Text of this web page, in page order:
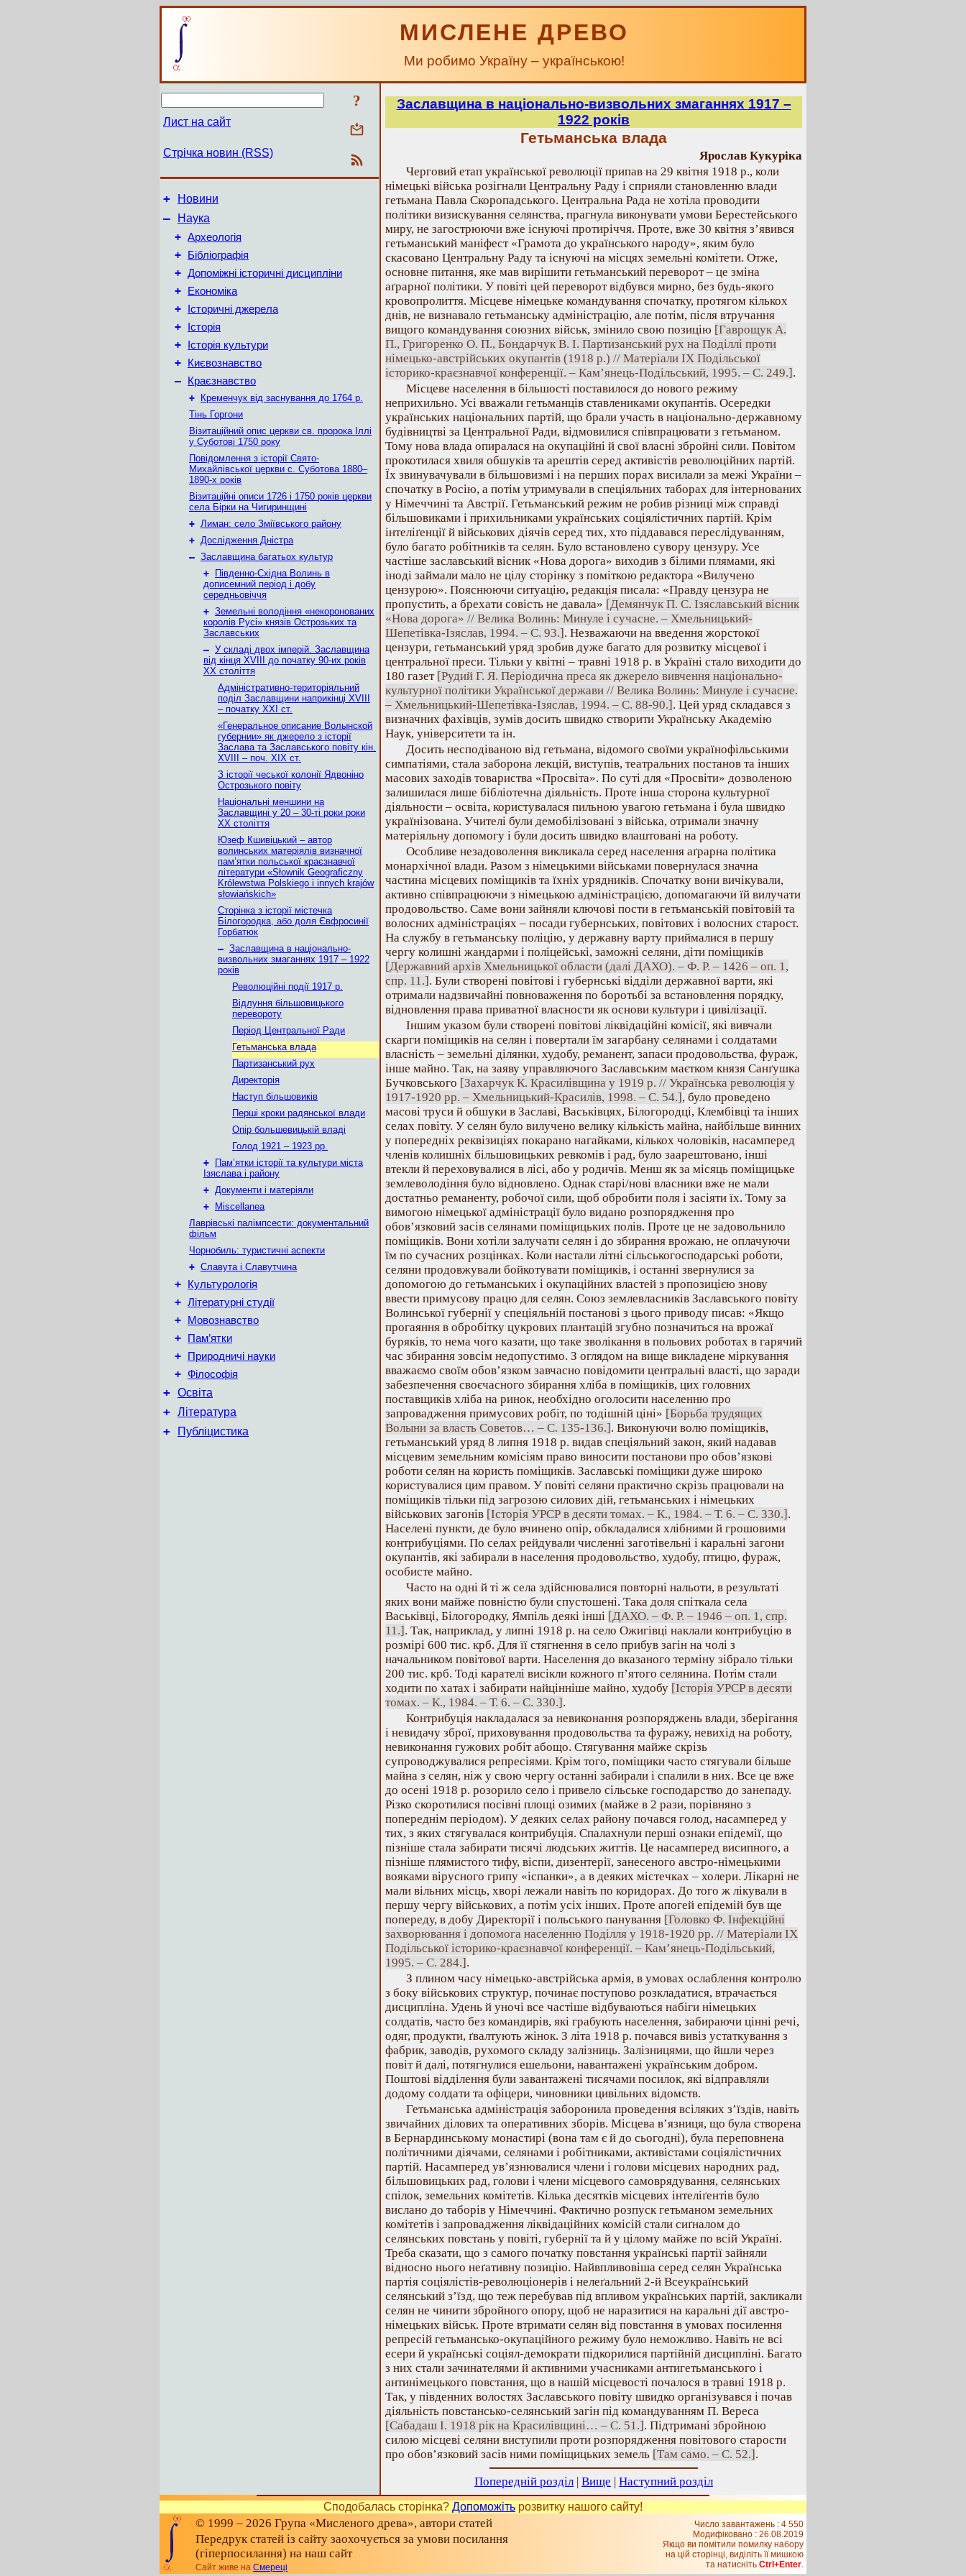
МИСЛЕНЕ ДРЕВО
Ми робимо Україну – українською!
?
Лист на сайт
Стрічка новин (RSS)
+ Новини
–
Наука
+ Археологія
+ Бібліографія
+ Допоміжні історичні дисципліни
+ Економіка
+ Історичні джерела
+ Історія
+ Історія культури
+ Києвознавство
– Краєзнавство
+
Кременчук від заснування до 1764 р.
Тінь Горгони
Візитаційний опис церкви св. пророка Іллі
у Суботові 1750 року
Повідомлення з історії Свято-
Михайлівської церкви с. Суботова 1880–
1890-х років
Візитаційні описи 1726 і 1750 років церкви
села Бірки на Чигиринщині
+ Лиман: село Зміївського району
+ Дослідження Дністра
– Заславщина багатьох культур
+
Південно-Східна Волинь в
дописемний період і добу
середньовіччя
+ Земельні володіння «некоронованих
королів Русі» князів Острозьких та
Заславських
– У складі двох імперій. Заславщина
від кінця XVIII до початку 90-их років
ХХ століття
Адміністративно-територіяльний
поділ Заславщини наприкінці XVIII
– початку ХХІ ст.
«Генеральное описание Волынской
губернии» як джерело з історії
Заслава та Заславського повіту кін.
XVIII – поч. ХІХ ст.
З історії чеської колонії Ядвоніно
Острозького повіту
Національні меншини на
Заславщині у 20 – 30-ті роки роки
ХХ століття
Юзеф Кшивіцький – автор
волинських матеріялів визначної
пам’ятки польської краєзнавчої
літератури «Słownik Geograficzny
Królewstwa Polskiego i innych krajów
słowiańskich»
Сторінка з історії містечка
Білогородка, або доля Євфросинії
Горбатюк
– Заславщина в національно-
визвольних змаганнях 1917 – 1922
років
Революційні події 1917 р.
Відлуння більшовицького
перевороту
Період Центральної Ради
Гетьманська влада
Партизанський рух
Директорія
Наступ більшовиків
Перші кроки радянської влади
Опір большевицькій владі
Голод 1921 – 1923 рр.
+
Пам’ятки історії та культури міста
Ізяслава і району
+ Документи і матеріяли
+
Miscellanea
Лаврівські палімпсести: документальний
фільм
Чорнобиль: туристичні аспекти
+ Славута і Славутчина
+ Культурологія
+ Літературні студії
+ Мовознавство
+ Пам’ятки
+ Природничі науки
+ Філософія
+ Освіта
+ Література
+ Публіцистика
Заславщина в національно-визвольних змаганнях 1917 –
1922 років
Гетьманська влада
Ярослав Кукуріка
Черговий етап української революції припав на 29 квітня 1918 р., коли
німецькі війська розігнали Центральну Раду і сприяли становленню влади
гетьмана Павла Скоропадського. Центральна Рада не хотіла проводити
політики визискування селянства, прагнула виконувати умови Берестейського
миру, не загострюючи вже існуючі протиріччя. Проте, вже 30 квітня з’явився
гетьманський маніфест «Грамота до українського народу», яким було
скасовано Центральну Раду та існуючі на місцях земельні комітети. Отже,
основне питання, яке мав вирішити гетьманський переворот – це зміна
аґрарної політики. У повіті цей переворот відбувся мирно, без будь-якого
кровопролиття. Місцеве німецьке командування спочатку, протягом кількох
днів, не визнавало гетьманську адміністрацію, але потім, після втручання
вищого командування союзних військ, змінило свою позицію [Гаврощук А.
П., Григоренко О. П., Бондарчук В. І. Партизанський рух на Поділлі проти
німецько-австрійських окупантів (1918 р.) // Матеріали IX Подільської
історико-краєзнавчої конференції. – Кам’янець-Подільський, 1995. – С. 249.].
Місцеве населення в більшості поставилося до нового режиму
неприхильно. Усі вважали гетьманців ставлениками окупантів. Осередки
українських національних партій, що брали участь в національно-державному
будівництві за Центральної Ради, відмовилися співпрацювати з гетьманом.
Тому нова влада опиралася на окупаційні й свої власні збройні сили. Повітом
прокотилася хвиля обшуків та арештів серед активістів революційних партій.
Їх звинувачували в більшовизмі і на перших порах висилали за межі України –
спочатку в Росію, а потім утримували в спеціяльних таборах для інтернованих
у Німеччині та Австрії. Гетьманський режим не робив різниці між справді
більшовиками і прихильниками українських соціялістичних партій. Крім
інтеліґенції й військових діячів серед тих, хто піддавався переслідуванням,
було багато робітників та селян. Було встановлено сувору цензуру. Усе
частіше заславський вісник «Нова дорога» виходив з білими плямами, які
іноді займали мало не цілу сторінку з поміткою редактора «Вилучено
цензурою». Пояснюючи ситуацію, редакція писала: «Правду цензура не
пропустить, а брехати совість не давала» [Демянчук П. С. Ізяславський вісник
«Нова дорога» // Велика Волинь: Минуле і сучасне. – Хмельницький-
Шепетівка-Ізяслав, 1994. – С. 93.]. Незважаючи на введення жорстокої
цензури, гетьманський уряд зробив дуже багато для розвитку місцевої і
центральної преси. Тільки у квітні – травні 1918 р. в Україні стало виходити до
180 газет [Рудий Г. Я. Періодична преса як джерело вивчення національно-
культурної політики Української держави // Велика Волинь: Минуле і сучасне.
– Хмельницький-Шепетівка-Ізяслав, 1994. – С. 88-90.]. Цей уряд складався з
визначних фахівців, зумів досить швидко створити Українську Академію
Наук, університети та ін.
Досить несподіваною від гетьмана, відомого своїми українофільськими
симпатіями, стала заборона лекцій, виступів, театральних постанов та інших
масових заходів товариства «Просвіта». По суті для «Просвіти» дозволеною
залишилася лише бібліотечна діяльність. Проте інша сторона культурної
діяльности – освіта, користувалася пильною увагою гетьмана і була швидко
українізована. Учителі були демобілізовані з війська, отримали значну
матеріяльну допомогу і були досить швидко влаштовані на роботу.
Особливе незадоволення викликала серед населення аґрарна політика
монархічної влади. Разом з німецькими військами повернулася значна
частина місцевих поміщиків та їхніх урядників. Спочатку вони вичікували,
активно співпрацюючи з німецькою адміністрацією, допомагаючи їй вилучати
продовольство. Саме вони зайняли ключові пости в гетьманській повітовій та
волосних адміністраціях – посади губернських, повітових і волосних старост.
На службу в гетьманську поліцію, у державну варту приймалися в першу
чергу колишні жандарми і поліцейські, заможні селяни, діти поміщиків
[Державний архів Хмельницької области (далі ДАХО). – Ф. Р. – 1426 – оп. 1,
спр. 11.]. Були створені повітові і губернські відділи державної варти, які
отримали надзвичайні повноваження по боротьбі за встановлення порядку,
відновлення права приватної власности як основи культури і цивілізації.
Іншим указом були створені повітові ліквідаційні комісії, які вивчали
скарги поміщиків на селян і повертали їм загарбану селянами і солдатами
власність – земельні ділянки, худобу, реманент, запаси продовольства, фураж,
інше майно. Так, на заяву управляючого Заславським маєтком князя Санґушка
Бучковського [Захарчук К. Красилівщина у 1919 р. // Українська революція у
1917-1920 рр. – Хмельницький-Красилів, 1998. – С. 54.], було проведено
масові труси й обшуки в Заславі, Васьківцях, Білогородці, Клембівці та інших
селах повіту. У селян було вилучено велику кількість майна, найбільше винних
у попередніх реквізиціях покарано нагайками, кількох чоловіків, насамперед
членів колишніх більшовицьких ревкомів і рад, було заарештовано, інші
втекли й переховувалися в лісі, або у родичів. Менш як за місяць поміщицьке
землеволодіння було відновлено. Однак старі/нові власники вже не мали
достатньо реманенту, робочої сили, щоб обробити поля і засіяти їх. Тому за
вимогою німецької адміністрації було видано розпорядження про
обов’язковий засів селянами поміщицьких полів. Проте це не задовольнило
поміщиків. Вони хотіли залучати селян і до збирання врожаю, не оплачуючи
їм по сучасних розцінках. Коли настали літні сільськогосподарські роботи,
селяни продовжували бойкотувати поміщиків, і останні звернулися за
допомогою до гетьманських і окупаційних властей з пропозицією знову
ввести примусову працю для селян. Союз землевласників Заславського повіту
Волинської губернії у спеціяльній постанові з цього приводу писав: «Якщо
прогаяння в обробітку цукрових плантацій згубно позначиться на врожаї
буряків, то нема чого казати, що таке зволікання в польових роботах в гарячий
час збирання зовсім недопустимо. З оглядом на вище викладене міркування
вважаємо своїм обов’язком завчасно повідомити центральні власті, що заради
забезпечення своєчасного збирання хліба в поміщиків, цих головних
поставщиків хліба на ринок, необхідно оголосити населенню про
запровадження примусових робіт, по тодішній ціні» [Борьба трудящих
Волыни за власть Советов… – С. 135-136.]. Виконуючи волю поміщиків,
гетьманський уряд 8 липня 1918 р. видав спеціяльний закон, який надавав
місцевим земельним комісіям право виносити постанови про обов’язкові
роботи селян на користь поміщиків. Заславські поміщики дуже широко
користувалися цим правом. У повіті селяни практично скрізь працювали на
поміщиків тільки під загрозою силових дій, гетьманських і німецьких
військових загонів [Історія УРСР в десяти томах. – К., 1984. – Т. 6. – С. 330.].
Населені пункти, де було вчинено опір, обкладалися хлібними й грошовими
контрибуціями. По селах рейдували численні заготівельні і каральні загони
окупантів, які забирали в населення продовольство, худобу, птицю, фураж,
особисте майно.
Часто на одні й ті ж села здійснювалися повторні нальоти, в результаті
яких вони майже повністю були спустошені. Така доля спіткала села
Васьківці, Білогородку, Ямпіль деякі інші [ДАХО. – Ф. Р. – 1946 – оп. 1, спр.
11.]. Так, наприклад, у липні 1918 р. на село Ожигівці наклали контрибуцію в
розмірі 600 тис. крб. Для її стягнення в село прибув загін на чолі з
начальником повітової варти. Населення до вказаного терміну зібрало тільки
200 тис. крб. Тоді карателі висікли кожного п’ятого селянина. Потім стали
ходити по хатах і забирати найцінніше майно, худобу [Історія УРСР в десяти
томах. – К., 1984. – Т. 6. – С. 330.].
Контрибуція накладалася за невиконання розпоряджень влади, зберігання
і невидачу зброї, приховування продовольства та фуражу, невихід на роботу,
невиконання гужових робіт абощо. Стягування майже скрізь
супроводжувалися репресіями. Крім того, поміщики часто стягували більше
майна з селян, ніж у свою чергу останні забирали і спалили в них. Все це вже
до осені 1918 р. розорило село і привело сільське господарство до занепаду.
Різко скоротилися посівні площі озимих (майже в 2 рази, порівняно з
попереднім періодом). У деяких селах району почався голод, насамперед у
тих, з яких стягувалася контрибуція. Спалахнули перші ознаки епідемії, що
пізніше стала забирати тисячі людських життів. Це насамперед висипного, а
пізніше плямистого тифу, віспи, дизентерії, занесеного австро-німецькими
вояками вірусного грипу «іспанки», а в деяких містечках – холери. Лікарні не
мали вільних місць, хворі лежали навіть по коридорах. До того ж лікували в
першу чергу військових, а потім усіх інших. Проте апогей епідемій був ще
попереду, в добу Директорії і польського панування [Головко Ф. Інфекційні
захворювання і допомога населенню Поділля у 1918-1920 рр. // Матеріали IX
Подільської історико-краєзнавчої конференції. – Кам’янець-Подільський,
1995. – С. 284.].
З плином часу німецько-австрійська армія, в умовах ослаблення контролю
з боку військових структур, починає поступово розкладатися, втрачається
дисципліна. Удень й уночі все частіше відбуваються набіги німецьких
солдатів, часто без командирів, які грабують населення, забираючи цінні речі,
одяг, продукти, ґвалтують жінок. З літа 1918 р. почався вивіз устаткування з
фабрик, заводів, рухомого складу залізниць. Залізницями, що йшли через
повіт й далі, потягнулися ешельони, навантажені українським добром.
Поштові відділення були завантажені тисячами посилок, які відправляли
додому солдати та офіцери, чиновники цивільних відомств.
Гетьманська адміністрація заборонила проведення всіляких з’їздів, навіть
звичайних ділових та оперативних зборів. Місцева в’язниця, що була створена
в Бернардинському монастирі (вона там є й до сьогодні), була переповнена
політичними діячами, селянами і робітниками, активістами соціялістичних
партій. Насамперед ув’язнювалися члени і голови місцевих народних рад,
більшовицьких рад, голови і члени місцевого самоврядування, селянських
спілок, земельних комітетів. Кілька десятків місцевих інтеліґентів було
вислано до таборів у Німеччині. Фактично розпуск гетьманом земельних
комітетів і запровадження ліквідаційних комісій стали сиґналом до
селянських повстань у повіті, губернії та й у цілому майже по всій Україні.
Треба сказати, що з самого початку повстання українські партії зайняли
відносно нього неґативну позицію. Найвпливовіша серед селян Українська
партія соціялістів-революціонерів і нелеґальний 2-й Всеукраїнський
селянський з’їзд, що теж перебував під впливом українських партій, закликали
селян не чинити збройного опору, щоб не наразитися на каральні дії австро-
німецьких військ. Проте втримати селян від повстання в умовах посилення
репресій гетьмансько-окупаційного режиму було неможливо. Навіть не всі
есери й українські соціял-демократи підкорилися партійній дисципліні. Багато
з них стали зачинателями й активними учасниками антигетьманського і
антинімецького повстання, що в нашій місцевості почалося в травні 1918 р.
Так, у південних волостях Заславського повіту швидко організувався і почав
діяльність повстансько-селянський загін під командуванням П. Вереса
[Сабадаш І. 1918 рік на Красилівщині… – С. 51.]. Підтримані збройною
силою місцеві селяни виступили проти розпорядження повітового старости
про обов’язковий засів ними поміщицьких земель [Там само. – С. 52.].
Попередній розділ | Вище | Наступний розділ
Сподобалась сторінка? Допоможіть розвитку нашого сайту!
© 1999 – 2026 Група «Мисленого древа», автори статей
Передрук статей із сайту заохочується за умови посилання
(гіперпосилання) на наш сайт
Сайт живе на Смереці
Число завантажень : 4 550
Модифіковано : 26.08.2019
Якщо ви помітили помилку набору
на цiй сторiнцi, видiлiть її мишкою
та натисніть Ctrl+Enter.